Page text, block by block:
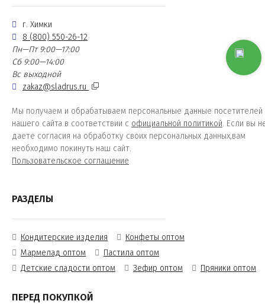
г. Химки
8 (800) 550-26-12
Пн—Пт 9:00—17:00
Сб 9:00—14:00
Вс выходной
zakaz@sladrus.ru
Мы получаем и обрабатываем персональные данные посетителей
нашего сайта в соответствии с официальной политикой. Если вы
даете согласия на обработку своих персональных данных,вам
необходимо покинуть наш сайт.
Пользовательское соглашение
РАЗДЕЛЫ
Кондитерские изделия
Конфеты оптом
Мармелад оптом
Пастила оптом
Детские сладости оптом
Зефир оптом Пряники оптом
ПЕРЕД ПОКУПКОЙ